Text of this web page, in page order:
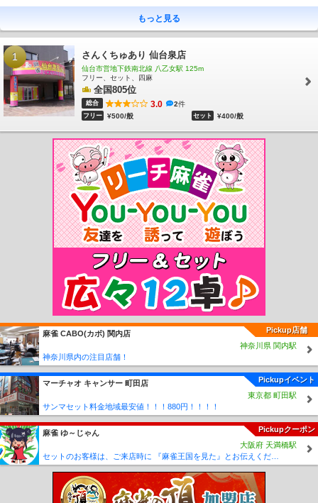
ケ岡駅
宮城野原駅 陸前原ノ町駅 苦竹駅 小鶴新田駅 福田町駅 陸前高砂駅
中
本塩釜駅
駅
高城町駅 手樽駅 陸前富山駅 陸前大塚駅 東名駅 野蒜駅 陸前小野駅
鹿妻
駅
矢本駅 東矢本駅 陸前山下駅
駅
前谷地駅 佳景山駅 鹿又駅 曽波神駅 陸前稲井駅
駅
浦宿駅 女川駅 和渕駅 のの岳駅 陸前豊里駅
陸前戸倉駅 志津川駅 清水浜駅
本吉
駅
小金沢駅 大谷海岸駅 陸前階上駅 最知駅
坂元駅
山下駅 浜吉田駅 亘理駅 越河駅 白石駅 東白石駅
東仙台駅 岩切駅 新利府駅 利府駅 陸前山王駅 国府多賀城駅
愛宕駅 品井沼駅 鹿島台駅 松山町駅 小牛田駅 田尻駅 瀬峰駅
石越駅 有壁駅 荒町駅 若柳駅 谷地畑駅 大岡小前駅 大岡駅
杉橋駅 鳥矢崎駅 栗駒駅 栗原田町駅 尾松駅 鶯沢駅
細倉マインパーク前駅 あぶくま駅 丸森駅 北丸森駅 南角田駅
岡駅 東船岡駅 泉中央駅 八乙女駅 黒松駅 旭ヶ丘駅 台原駅
勾当台公園駅 広瀬通駅 五橋駅 愛宕橋駅 河原町駅 長町一丁目駅
杜せきのした駅 美田園駅 仙台空港駅 八木山動物公園駅
国際センター駅 大町西公園駅 青葉通一番町駅 宮城野通駅
六丁の目駅 荒井駅
もっと見る
1 さんくちゅあり 仙台泉店
仙台市営地下鉄南北線 八乙女駅 125m
フリー、セット、四麻
全国805位
総合 3.0 2件
フリー ¥500/般 セット ¥400/般
Pickup店舗
麻雀 CABO(カボ) 関内店
神奈川県 関内駅
神奈川県内の注目店舗！
Pickupイベント
マーチャオ キャンサー 町田店
東京都 町田駅
サンマセット料金地域最安値！！！880円！！！！
Pickupクーポン
麻雀 ゆ～じゃん
大阪府 天満橋駅